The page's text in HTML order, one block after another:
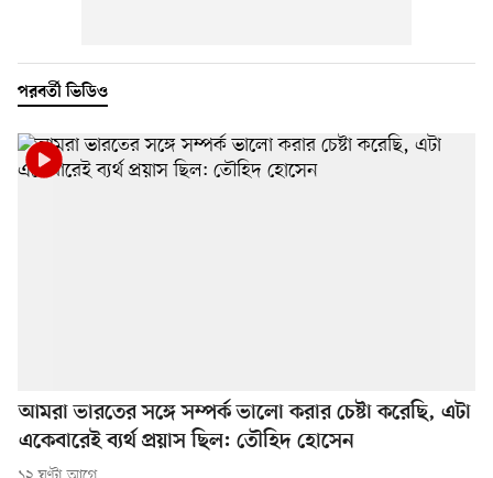
পরবর্তী ভিডিও
আমরা ভারতের সঙ্গে সম্পর্ক ভালো করার চেষ্টা করেছি, এটা
একেবারেই ব্যর্থ প্রয়াস ছিল: তৌহিদ হোসেন